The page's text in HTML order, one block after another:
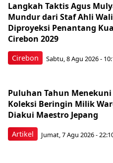
Cirebon
Langkah Taktis Agus
Mundur dari Staf Ahli
Diproyeksi Penantang
Cirebon 2029
Sabtu, 8 Agu 2026 -
Artikel
Puluhan Tahun Menekuni
Koleksi Beringin Milik
Diakui Maestro Jepang
Jumat, 7 Agu 2026 -